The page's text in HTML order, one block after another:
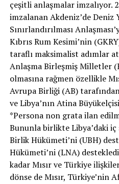
çeşitli anlaşmalar imzalıyor.
imzalanan Akdeniz’de Deniz
Sınırlandırılması
Kıbrıs Rum Kesimi’nin
taraflı maksimalist adımlar
Anlaşma Birleşmiş Milletler
olmasına rağmen özellikle
Avrupa Birliği (AB)
ve Libya’nın Atina
*Persona non grata ilan
Bununla birlikte Libya’daki iç
Birlik Hükümeti’ni (UBH)
Hükümeti’ni (LNA)
kadar Mısır ve Türkiye
dönse de Mısır, Türkiye’nin